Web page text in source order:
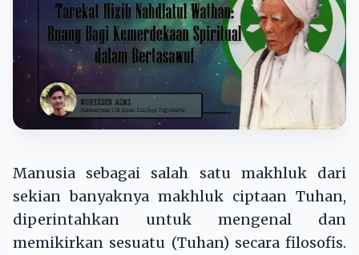
Manusia sebagai salah satu makhluk dari
sekian banyaknya makhluk ciptaan Tuhan,
diperintahkan untuk mengenal dan
memikirkan sesuatu (Tuhan) secara filosofis.